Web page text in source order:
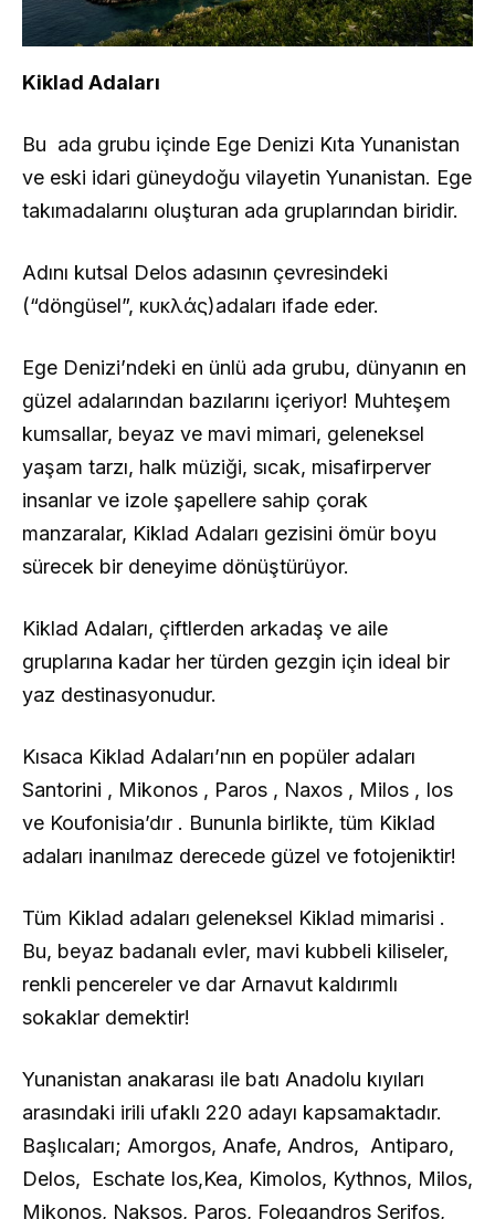
Kiklad Adaları
Bu ada grubu içinde Ege Denizi Kıta Yunanistan
ve eski idari güneydoğu vilayetin Yunanistan. Ege
takımadalarını oluşturan ada gruplarından biridir.
Adını kutsal Delos adasının çevresindeki
(“döngüsel”, κυκλάς)adaları ifade eder.
Ege Denizi’ndeki en ünlü ada grubu, dünyanın en
güzel adalarından bazılarını içeriyor! Muhteşem
kumsallar, beyaz ve mavi mimari, geleneksel
yaşam tarzı, halk müziği, sıcak, misafirperver
insanlar ve izole şapellere sahip çorak
manzaralar, Kiklad Adaları gezisini ömür boyu
sürecek bir deneyime dönüştürüyor.
Kiklad Adaları, çiftlerden arkadaş ve aile
gruplarına kadar her türden gezgin için ideal bir
yaz destinasyonudur.
Kısaca Kiklad Adaları’nın en popüler adaları
Santorini , Mikonos , Paros , Naxos , Milos , Ios
ve Koufonisia’dır . Bununla birlikte, tüm Kiklad
adaları inanılmaz derecede güzel ve fotojeniktir!
Tüm Kiklad adaları geleneksel Kiklad mimarisi .
Bu, beyaz badanalı evler, mavi kubbeli kiliseler,
renkli pencereler ve dar Arnavut kaldırımlı
sokaklar demektir!
Yunanistan anakarası ile batı Anadolu kıyıları
arasındaki irili ufaklı 220 adayı kapsamaktadır.
Başlıcaları; Amorgos, Anafe, Andros, Antiparo,
Delos, Eschate Ios,Kea, Kimolos, Kythnos, Milos,
Mikonos, Naksos, Paros, Folegandros Serifos,